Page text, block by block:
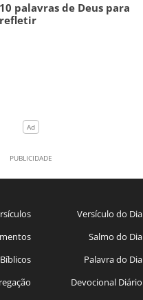
10 palavras de Deus para
refletir
Versículo do Dia
Salmo do Dia
Palavra do Dia
Devocional Diário